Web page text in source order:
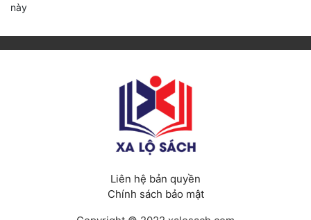
này
Liên hệ bản quyền
Chính sách bảo mật